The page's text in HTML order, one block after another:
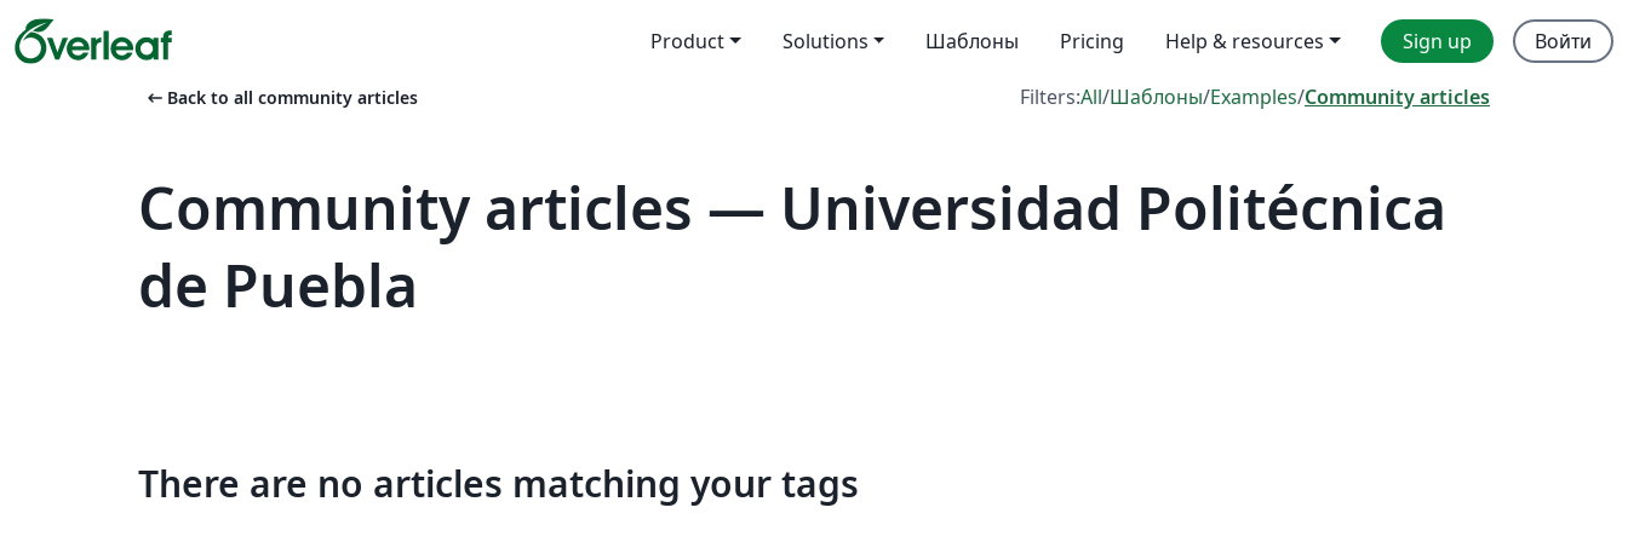
Product Solutions Шаблоны Pricing Help & resources Sign up Войти
arrow_left_alt Back to all community articles Filters:All/Шаблоны/Examples/Community articles
Community articles — Universidad Politécnica
de Puebla
There are no articles matching your tags